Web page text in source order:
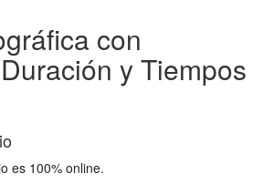
con
y Tiempos
es 100% online.